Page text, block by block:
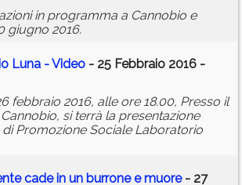
in programma a Cannobio e
giugno 2016.
Luna - Video - 25 Febbraio 2016 -
febbraio 2016, alle ore 18.00, Presso il
si terrà la presentazione
Promozione Sociale Laboratorio
cade in un burrone e muore- 27